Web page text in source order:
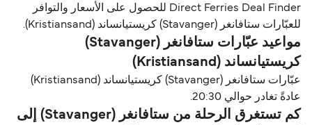
Direct Ferries Deal Finder للحصول على الأسعار والتوافر
للعبّارات ستافانغر (Stavanger) كريستيانساند (Kristiansand).
مواعيد عبّارات ستافانغر (Stavanger)
كريستيانساند (Kristiansand)
عبّارات ستافانغر (Stavanger) كريستيانساند (Kristiansand)
عادةً تغادر حوالي 20:30.
كم تستغرق الرحلة من ستافانغر (Stavanger) إلى